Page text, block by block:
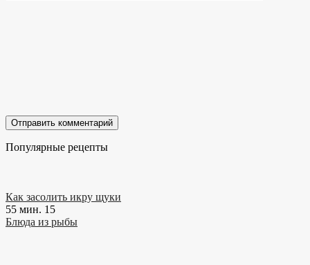
Популярные рецепты
Как засолить икру щуки
55 мин. 15
Блюда из рыбы